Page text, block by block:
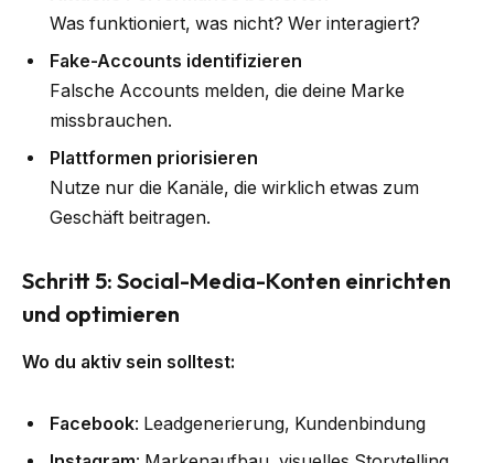
Was funktioniert, was nicht? Wer interagiert?
Fake-Accounts identifizieren
Falsche Accounts melden, die deine Marke
missbrauchen.
Plattformen priorisieren
Nutze nur die Kanäle, die wirklich etwas zum
Geschäft beitragen.
Schritt 5: Social-Media-Konten einrichten
und optimieren
Wo du aktiv sein solltest:
Facebook: Leadgenerierung, Kundenbindung